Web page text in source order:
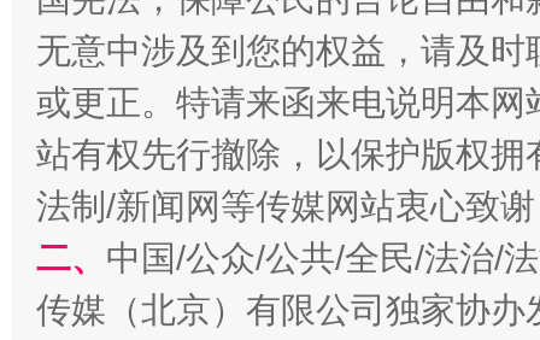
揭批美国五大"原罪" "炒
无意中涉及到您的权益，请及
或更正。特请来函来电说明本
站有权先行撤除，以保护版权
法制/新闻网等传媒网站衷心致
二、 中国/公众/公共/全民/法治/
传媒（北京）有限公司独家协